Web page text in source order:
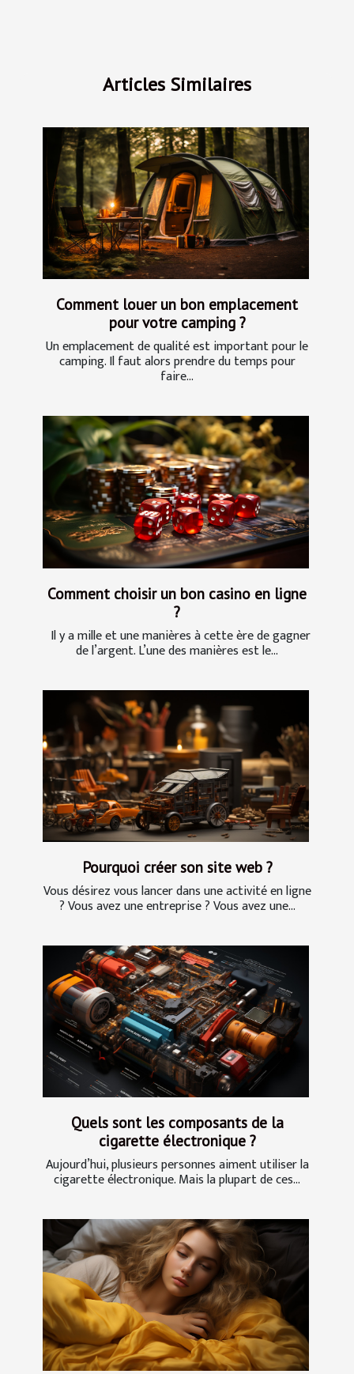
Articles Similaires
Comment louer un bon emplacement
pour votre camping ?
Un emplacement de qualité est important pour le
camping. Il faut alors prendre du temps pour
faire...
Comment choisir un bon casino en ligne
?
Il y a mille et une manières à cette ère de gagner
de l’argent. L’une des manières est le...
Pourquoi créer son site web ?
Vous désirez vous lancer dans une activité en ligne
? Vous avez une entreprise ? Vous avez une...
Quels sont les composants de la
cigarette électronique ?
Aujourd’hui, plusieurs personnes aiment utiliser la
cigarette électronique. Mais la plupart de ces...